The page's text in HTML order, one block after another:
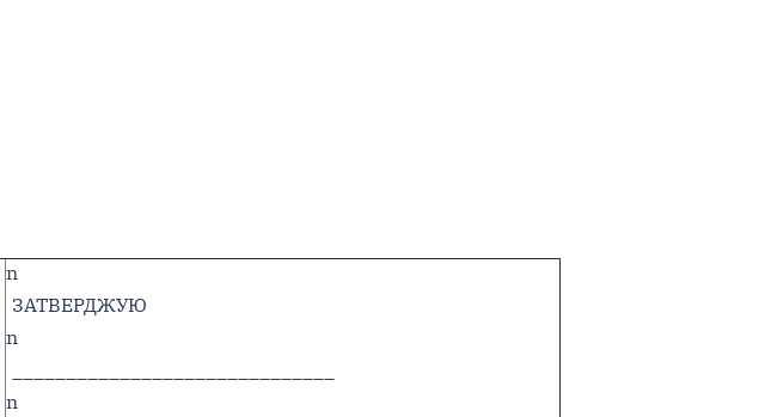
n
ЗАТВЕРДЖУЮ
n
n